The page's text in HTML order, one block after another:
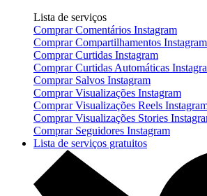
Lista de serviços
Comprar Comentários Instagram
Comprar Compartilhamentos Instagram
Comprar Curtidas Instagram
Comprar Curtidas Automáticas
Comprar Salvos Instagram
Comprar Visualizações Instagram
Comprar Visualizações Reels
Comprar Visualizações Stories
Comprar Seguidores Instagram
Lista de serviços gratuitos